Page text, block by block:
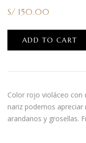
S/ 150.00
ADD TO CART
Color rojo violáceo con
nariz podemos
arandanos y grosellas.